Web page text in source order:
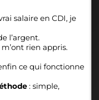
salaire en CDI, je
l’argent.
rien appris.
ce qui fonctionne
: simple,